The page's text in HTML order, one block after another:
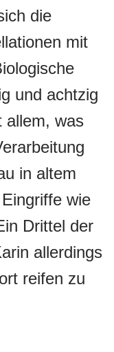
die
mit
und achtzig
allem, was
in altem
wie
Drittel der
allerdings
reifen zu